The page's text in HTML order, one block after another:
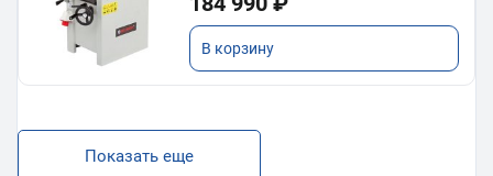
В корзину
Показать еще